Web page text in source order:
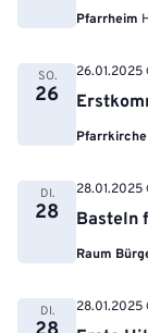
Pfarrheim
SO.
26
26.01.2025
Pfarrkirche
DI.
28 Basteln
28.01.2025
Raum
DI. 28.01.2025